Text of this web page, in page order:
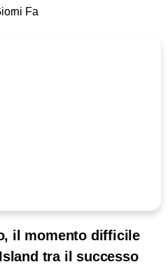
Fa
il momento difficile
tra il successo